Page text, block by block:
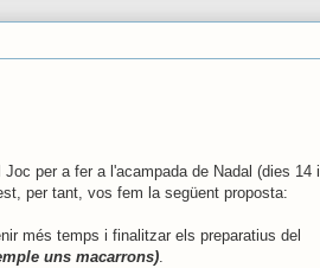
per a fer a l'acampada de Nadal (dies 14 i
per tant, vos fem la següent proposta:
més temps i finalitzar els preparatius del
uns macarrons).